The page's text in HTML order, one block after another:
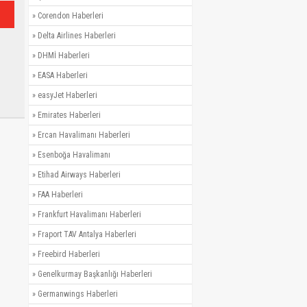
» Corendon Haberleri
» Delta Airlines Haberleri
» DHMİ Haberleri
» EASA Haberleri
» easyJet Haberleri
» Emirates Haberleri
» Ercan Havalimanı Haberleri
» Esenboğa Havalimanı
» Etihad Airways Haberleri
» FAA Haberleri
» Frankfurt Havalimanı Haberleri
» Fraport TAV Antalya Haberleri
» Freebird Haberleri
» Genelkurmay Başkanlığı Haberleri
» Germanwings Haberleri